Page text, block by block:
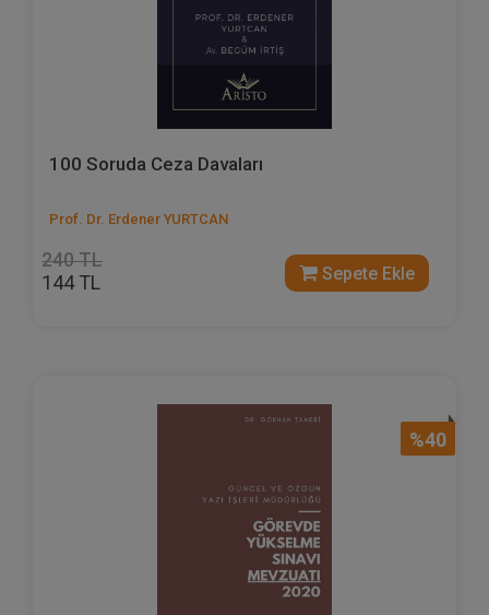
100 Soruda Ceza Davaları
Prof. Dr. Erdener YURTCAN
240 TL
144 TL Sepete Ekle
%40